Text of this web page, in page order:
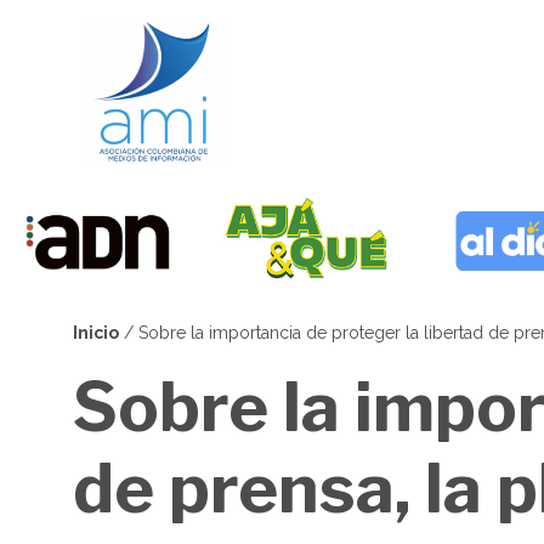
enlaces
de
ayuda
Inicio Sobre la importancia de proteger la libertad de
Sobre la
de prensa, la